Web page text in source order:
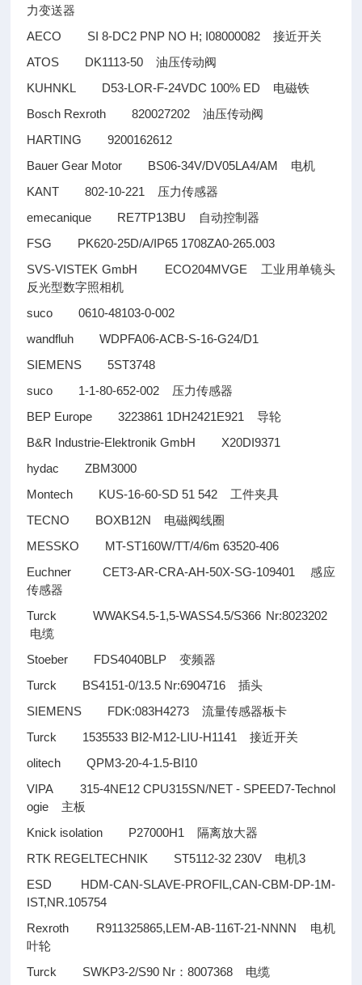
力变送器
AECO SI 8-DC2 PNP NO H; I08000082接近开关
ATOS DK1113-50油压传动阀
KUHNKL D53-LOR-F-24VDC 100% ED 电磁铁
Bosch Rexroth 820027202油压传动阀
HARTING 9200162612
Bauer Gear Motor BS06-34V/DV05LA4/AM 电机
KANT 802-10-221 压力传感器
emecanique RE7TP13BU 自动控制器
FSG PK620-25D/A/IP65 1708ZA0-265.003
SVS-VISTEK GmbH ECO204MVGE 工业用单镜头
反光型数字照相机
suco 0610-48103-0-002
wandfluh WDPFA06-ACB-S-16-G24/D1
SIEMENS 5ST3748
suco 1-1-80-652-002 压力传感器
BEP Europe 3223861 1DH2421E921导轮
B&R Industrie-Elektronik GmbH X20DI9371
hydac ZBM3000
Montech KUS-16-60-SD 51 542 工件夹具
TECNO BOXB12N 电磁阀线圈
MESSKO MT-ST160W/TT/4/6m 63520-406
Euchner CET3-AR-CRA-AH-50X-SG-109401 感应
传感器
Turck WWAKS4.5-1,5-WASS4.5/S366 Nr:8023202
电缆
Stoeber FDS4040BLP变频器
Turck BS4151-0/13.5 Nr:6904716插头
SIEMENS FDK:083H4273流量传感器板卡
Turck 1535533 BI2-M12-LIU-H1141接近开关
olitech QPM3-20-4-1.5-BI10
VIPA 315-4NE12 CPU315SN/NET - SPEED7-Technol
ogie 主板
Knick isolation P27000H1 隔离放大器
RTK REGELTECHNIK ST5112-32 230V 电机3
ESD HDM-CAN-SLAVE-PROFIL,CAN-CBM-DP-1M-
IST,NR.105754
Rexroth R911325865,LEM-AB-116T-21-NNNN 电机
叶轮
Turck SWKP3-2/S90 Nr ：8007368 电缆